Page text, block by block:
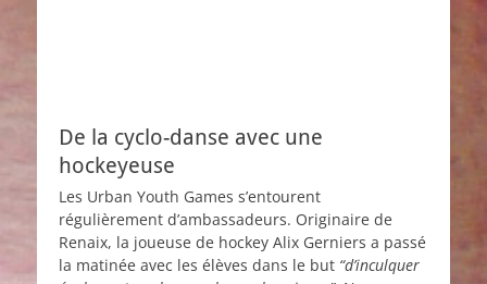
De la cyclo-danse avec une
hockeyeuse
Les Urban Youth Games s’entourent
régulièrement d’ambassadeurs. Originaire de
Renaix, la joueuse de hockey Alix Gerniers a passé
la matinée avec les élèves dans le but “d’inculquer